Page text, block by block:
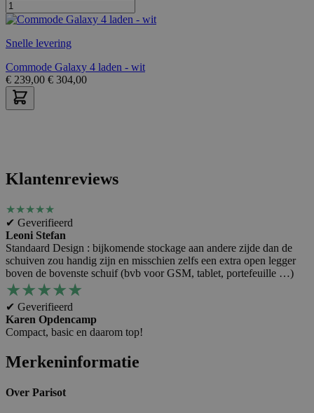
Snelle levering
Commode Galaxy 4 laden - wit
€ 239,00 € 304,00
Klantenreviews
★★★★★
✔ Geverifieerd
Leoni Stefan
Standaard Design : bijkomende stockage aan andere zijde dan de
schuiven zou handig zijn en misschien zelfs een extra open legger
boven de bovenste schuif (bvb voor GSM, tablet, portefeuille …)
★★★★★
✔ Geverifieerd
Karen Opdencamp
Compact, basic en daarom top!
Merkeninformatie
Over Parisot